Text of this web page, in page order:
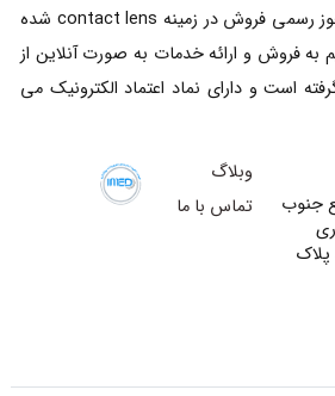
کنون موفق به دریافت مجوز رسمی فروش در زمینه contact lens شده
سال 1398 تصمیم به فروش و ارائه خدمات به صورت آنلاین از
است و دارای نماد اعتماد الکترونیک می
جنوب
پلاک
وبلاگ
تماس با ما